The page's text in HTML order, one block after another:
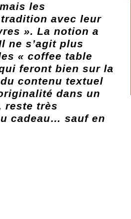
les
avec leur
». La notion a
ne s’agit plus
« coffee table
feront bien sur la
contenu textuel
dans un
reste très
cadeau… sauf en